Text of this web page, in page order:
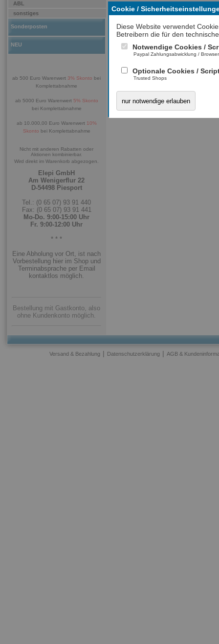
Cookie /
Diese Website verwendet
Betreibern die für den
Notwendige Cookies /
Paypal Zahlungsabwicklung /
Optionale Cookies /
Trusted Shops
nur notwendige erlauben
ABL
sonstiges
Sonderposten
NEU
ab 500 Euro Warenwert 3% Skonto bei
Komplettabnahme
ab 5000 Euro Warenwert 5% Skonto
bei Komplettabnahme
ab 10.000,00 Euro Warenwert 10%
Skonto bei Komplettabnahme
Nicht mit anderen Rabatten oder
Aktionen kombinierbar.
Wird direkt im Warenkorb abgezogen.
Elepi GmbH
Am Wenigerflur 22
D-54498 Piesport
Tel.: (0 65 07) 93 91 440
Fax: (0 65 07) 93 91 441
Mo-Do. 9:00-15:00 Uhr
Fr. 9:00-12:00 Uhr
* * *
Eine Abholung vor Ort, ist nach
Vorbestellung hier im Shop und
Terminabsprache per Email
kontaktlos möglich.
Bestellung mit Gastkonto, also
ohne Kundenkonto möglich.
Versand & Bezahlung | Datenschutzerklärung | AGB &